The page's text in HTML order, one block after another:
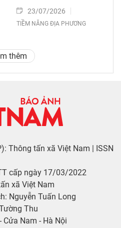
23/07/2026
TIỀM NĂNG ĐỊA PHƯƠNG
thêm
Thông tấn xã Việt Nam | ISSN
cấp ngày 17/03/2022
xã Việt Nam
Nguyễn Tuấn Long
Thu
Nam - Hà Nội